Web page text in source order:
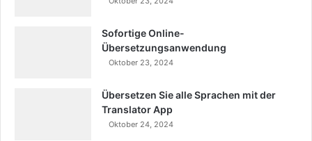
Sofortige Online-
Übersetzungsanwendung
Oktober 23, 2024
Übersetzen Sie alle Sprachen mit der
Translator App
Oktober 24, 2024